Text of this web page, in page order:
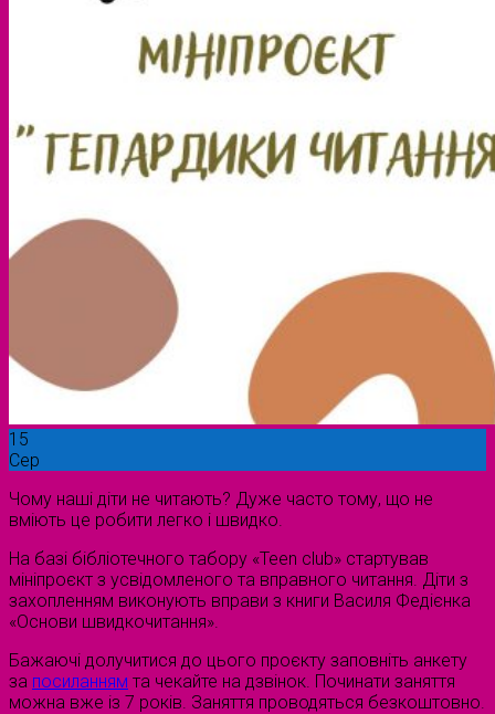
15
Сер
Чому наші діти не читають? Дуже часто тому, що не
вміють це робити легко і швидко.
На базі бібліотечного табору «Teen club» стартував
мініпроєкт з усвідомленого та вправного читання. Діти з
захопленням виконують вправи з книги Василя Федієнка
«Основи швидкочитання».
Бажаючі долучитися до цього проєкту заповніть анкету
за посиланням та чекайте на дзвінок. Починати заняття
можна вже із 7 років. Заняття проводяться безкоштовно.